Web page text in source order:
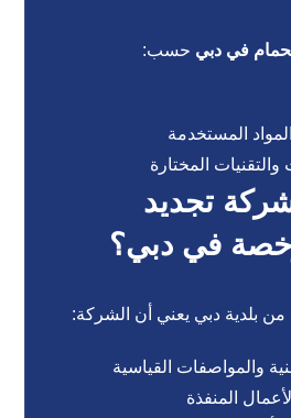
في دبي حسب:
المستخدمة
المختارة
شركة تجديد
في دبي؟
بلدية دبي يعني أن الشركة:
والمواصفات القياسية
المنفذة